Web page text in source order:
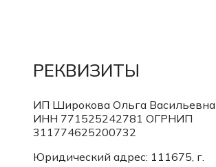
РЕКВИЗИТЫ
ИП Широкова Ольга Васильевна
ИНН 771525242781 ОГРНИП
311774625200732
Юридический адрес: 111675, г.